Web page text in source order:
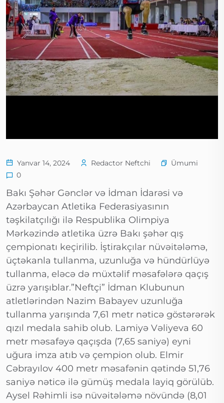
Yanvar 14, 2024 Redactor Neftchi
Ümumi
0
Bakı Şəhər Gənclər və İdman İdarəsi və
Azərbaycan Atletika Federasiyasının
təşkilatçılığı ilə Respublika Olimpiya
Mərkəzində atletika üzrə Bakı şəhər qış
çempionatı keçirilib. İştirakçılar nüvəitələmə,
üçtəkanla tullanma, uzunluğa və hündürlüyə
tullanma, eləcə də müxtəlif məsafələrə qaçış
üzrə yarışıblar.”Neftçi” İdman Klubunun
atletlərindən Nazim Babayev uzunluğa
tullanma yarışında 7,61 metr nəticə göstərərək
qızıl medala sahib olub. Lamiyə Vəliyeva 60
metr məsafəyə qaçışda (7,65 saniyə) eyni
uğura imza atıb və çempion olub. Elmir
Cəbrayılov 400 metr məsafənin qətində 51,76
saniyə nəticə ilə gümüş medala layiq görülüb.
Aysel Rəhimli isə nüvəitələmə növündə (8,01